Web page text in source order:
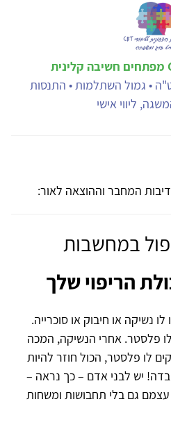
• גמול השתלמות • התנסות
ליווי אישי
המחבר וההוצאה לאור:
הריפוי שלך
נשיקה או חיבוק או סוכרייה.
פלסטר. אחרי הנשיקה, המכה
לו פלסטר, הכול חוזר להיות
יש לבני אדם – כך נראה –
גם בלי תחבושות ומשחות